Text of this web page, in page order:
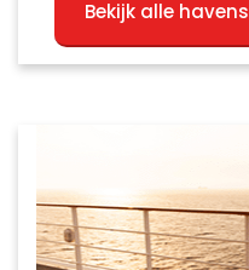
Bekijk alle havens